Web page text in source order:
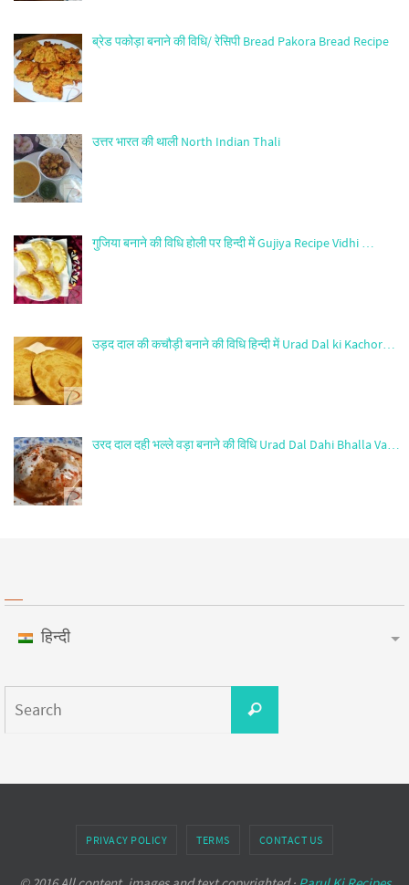
ब्रेड पकोड़ा बनाने की विधि/ रेसिपी Bread Pakora Bread Recipe
उत्तर भारत की थाली North Indian Thali
गुजिया बनाने की विधि होली पर हिन्दी में Gujiya Recipe Vidhi …
उड़द दाल की कचौड़ी बनाने की विधि हिन्दी में Urad Dal ki Kachor…
उरद दाल दही भल्ले वड़ा बनाने की विधि Urad Dal Dahi Bhalla Va…
हिन्दी
PRIVACY POLICY TERMS CONTACT US